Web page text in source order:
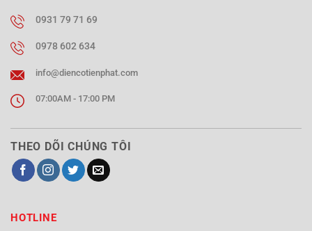
0931 79 71 69
0978 602 634
info@diencotienphat.com
07:00AM - 17:00 PM
THEO DÕI CHÚNG TÔI
HOTLINE